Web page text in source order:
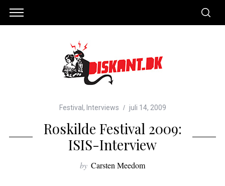
Festival , Interviews juli 14, 2009
Roskilde Festival 2009:
ISIS-Interview
by Carsten Meedom